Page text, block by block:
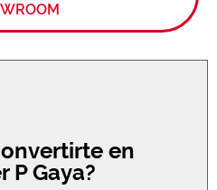
en
P Gaya?